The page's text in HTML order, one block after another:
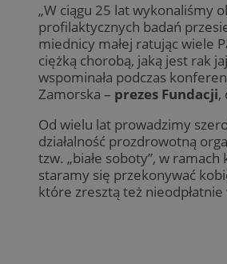
„W ciągu 25 lat wykonaliśmy
profilaktycznych badań
miednicy małej ratując wiele
ciężką chorobą, jaką jest rak
wspominała podczas
Zamorska – prezes Fundacji,
Od wielu lat prowadzimy
działalność prozdrowotną
tzw. „białe soboty”, w ramach
staramy się przekonywać
które zresztą też